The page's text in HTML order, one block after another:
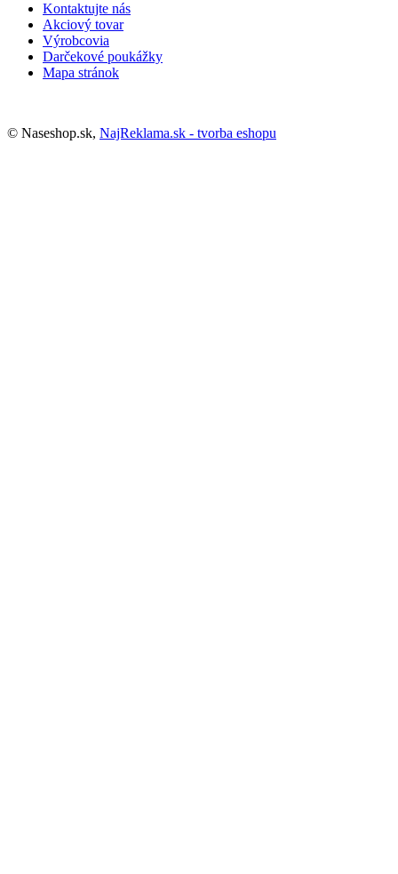
Kontaktujte nás
Akciový tovar
Výrobcovia
Darčekové poukážky
Mapa stránok
© Naseshop.sk, NajReklama.sk - tvorba eshopu